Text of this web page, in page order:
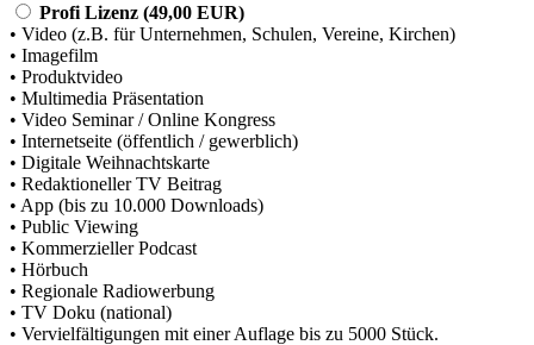
Profi Lizenz (49,00 EUR)
• Video (z.B. für Unternehmen, Schulen, Vereine, Kirchen)
• Imagefilm
• Produktvideo
• Multimedia Präsentation
• Video Seminar / Online Kongress
• Internetseite (öffentlich / gewerblich)
• Digitale Weihnachtskarte
• Redaktioneller TV Beitrag
• App (bis zu 10.000 Downloads)
• Public Viewing
• Kommerzieller Podcast
• Hörbuch
• Regionale Radiowerbung
• TV Doku (national)
• Vervielfältigungen mit einer Auflage bis zu 5000 Stück.